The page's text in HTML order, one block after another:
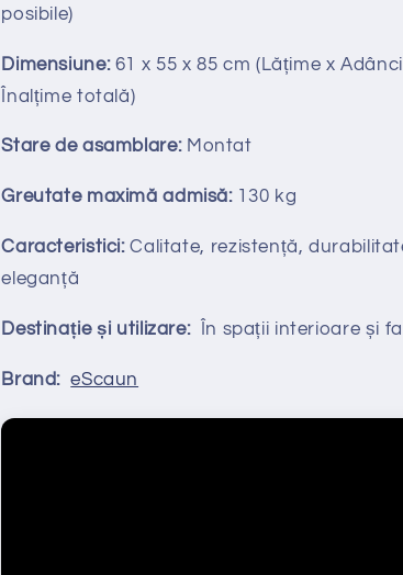
posibile)
Dimensiune: 61 x 55 x 85 cm (Lățime x
Înalțime totală)
Stare de asamblare: Montat
Greutate maximă admisă: 130 kg
Caracteristici:Calitate, rezistență,
eleganță
Destinație și utilizare:În spații interioare și
Brand:eScaun